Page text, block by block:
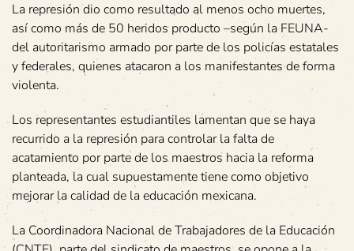
La represión dio como resultado al menos ocho muertes,
así como más de 50 heridos producto –según la FEUNA-
del autoritarismo armado por parte de los policías estatales
y federales, quienes atacaron a los manifestantes de forma
violenta.
Los representantes estudiantiles lamentan que se haya
recurrido a la represión para controlar la falta de
acatamiento por parte de los maestros hacia la reforma
planteada, la cual supuestamente tiene como objetivo
mejorar la calidad de la educación mexicana.
La Coordinadora Nacional de Trabajadores de la Educación